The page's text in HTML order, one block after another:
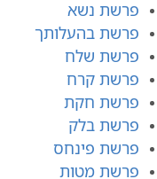
פרשת נשא
פרשת בהעלותך
פרשת שלח
פרשת קרח
פרשת חקת
פרשת בלק
פרשת פינחס
פרשת מטות